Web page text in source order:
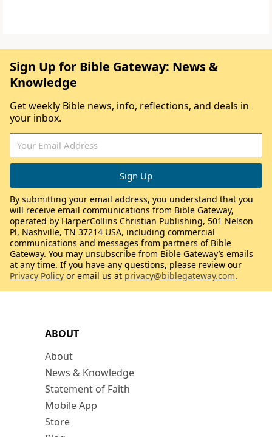
ABOUT
About
News & Knowledge
Statement of Faith
Mobile App
Store
Sign Up for Bible Gateway: News &
Knowledge
Get weekly Bible news, info, reflections, and deals in
your inbox.
By submitting your email address, you understand that you
will receive email communications from Bible Gateway,
operated by HarperCollins Christian Publishing, 501 Nelson
Pl, Nashville, TN 37214 USA, including commercial
communications and messages from partners of Bible
Gateway. You may unsubscribe from Bible Gateway’s emails
at any time. If you have any questions, please review our
Privacy Policy or email us at privacy@biblegateway.com.